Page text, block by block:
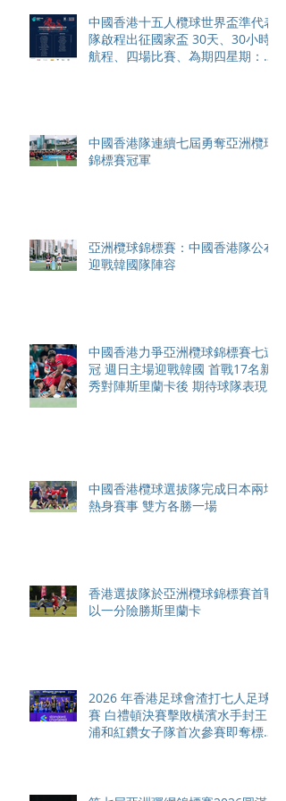
中國香港十五人欖球世界盃準代表
隊啟程出征國家盃 30天、30小時
航程、四場比賽、為期四星期：港
中國香港隊連續七屆勇奪亞洲欖球
錦標賽冠軍
亞洲欖球錦標賽：中國香港隊公布
迎戰韓國隊陣容
中國香港力爭亞洲欖球錦標賽七連
冠 週日主場迎戰韓國 首戰17名新
秀對陣斯里蘭卡後 期待球隊表現
中國香港欖球選拔隊完成日本兩場
熱身賽事 雙方各勝一場
香港選拔隊於亞洲欖球錦標賽首戰
以一分險勝斯里蘭卡
2026 年香港足球會渣打七人足球
賽 白禮頓決賽擊敗橫濱水手封王
浦和紅鑽女子隊首次參賽即奪標